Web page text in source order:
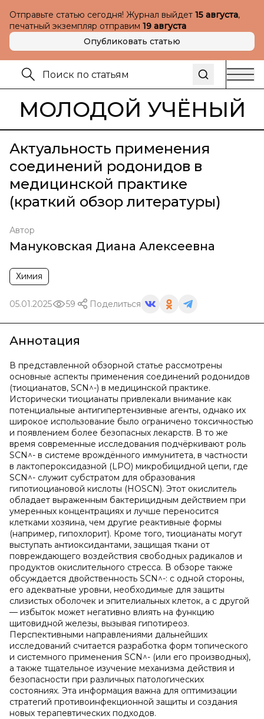
Отправьте статью сегодня! Журнал выйдет 15 августа,
печатный экземпляр отправим 19 августа
Опубликовать статью
МОЛОДОЙ УЧЁНЫЙ
Актуальность применения
соединений родонидов в
медицинской практике
(краткий обзор литературы)
Автор
Мануковская Диана Алексеевна
Химия
05.01.2025 59 Поделиться
Аннотация
В представленной обзорной статье рассмотрены
основные аспекты применения соединений родонидов
(тиоцианатов, SCN^-) в медицинской практике.
Исторически тиоцианаты привлекали внимание как
потенциальные антигипертензивные агенты, однако их
широкое использование было ограничено токсичностью
и появлением более безопасных лекарств. В то же
время современные исследования подчёркивают роль
SCN^- в системе врождённого иммунитета, в частности
в лактопероксидазной (LPO) микробицидной цепи, где
SCN^- служит субстратом для образования
гипотиоциановой кислоты (HOSCN). Этот окислитель
обладает выраженным бактерицидным действием при
умеренных концентрациях и лучше переносится
клетками хозяина, чем другие реактивные формы
(например, гипохлорит). Кроме того, тиоцианаты могут
выступать антиоксидантами, защищая ткани от
повреждающего воздействия свободных радикалов и
продуктов окислительного стресса. В обзоре также
обсуждается двойственность SCN^-: с одной стороны,
его адекватные уровни, необходимые для защиты
слизистых оболочек и эпителиальных клеток, а с другой
— избыток может негативно влиять на функцию
щитовидной железы, вызывая гипотиреоз.
Перспективными направлениями дальнейших
исследований считается разработка форм топического
и системного применения SCN^- (или его производных),
а также тщательное изучение механизма действия и
безопасности при различных патологических
состояниях. Эта информация важна для оптимизации
стратегий противоинфекционной защиты и создания
новых терапевтических подходов.